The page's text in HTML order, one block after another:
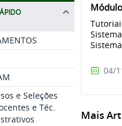
e Seleções
e Téc.
Sistema
04/
Mais